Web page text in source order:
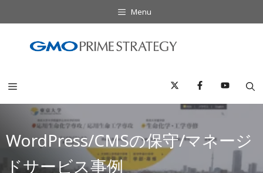
ン
プ
Menu
Menu
WordPress/CMSの保守/マネージ
ドサービス事例